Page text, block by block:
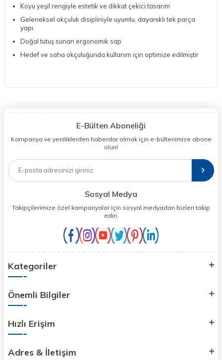
Koyu yeşil rengiyle estetik ve dikkat çekici tasarım
Geleneksel okçuluk disipliniyle uyumlu, dayanıklı tek parça
yapı
Doğal tutuş sunan ergonomik sap
Hedef ve saha okçuluğunda kullanım için optimize edilmiştir
E-Bülten Aboneliği
Kampanya ve yeniliklerden haberdar olmak için e-bültenimize abone
olun!
Sosyal Medya
Takipçilerimize özel kampanyalar için sosyal medyadan bizleri takip
edin.
Kategoriler
Önemli Bilgiler
Hızlı Erişim
Adres & İletişim